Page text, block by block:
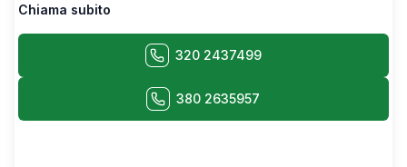
Chiama subito
320 2437499
380 2635957